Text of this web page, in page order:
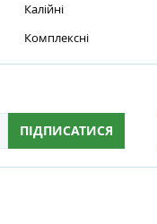
Калійні
Комплексні
ПІДПИСАТИСЯ